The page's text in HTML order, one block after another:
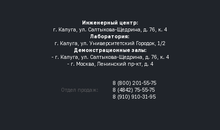
Инженерный центр:
г. Калуга, ул. Салтыкова-Щедрина, д. 76, к. 4
Лаборатория:
г. Калуга, ул. Университетский Городок, 1/2
Демонстрационные залы:
- г. Калуга, ул. Салтыкова-Щедрина, д. 76, к. 4
- г. Москва, Ленинский пр-кт, д. 4
Отдел продаж:
8 (800) 201-55-75
8 (4842) 75-55-75
8 (910) 910-31-95